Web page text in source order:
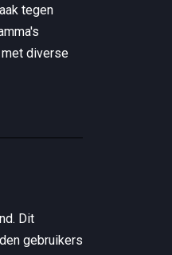
tegen
met diverse
Dit
gebruikers